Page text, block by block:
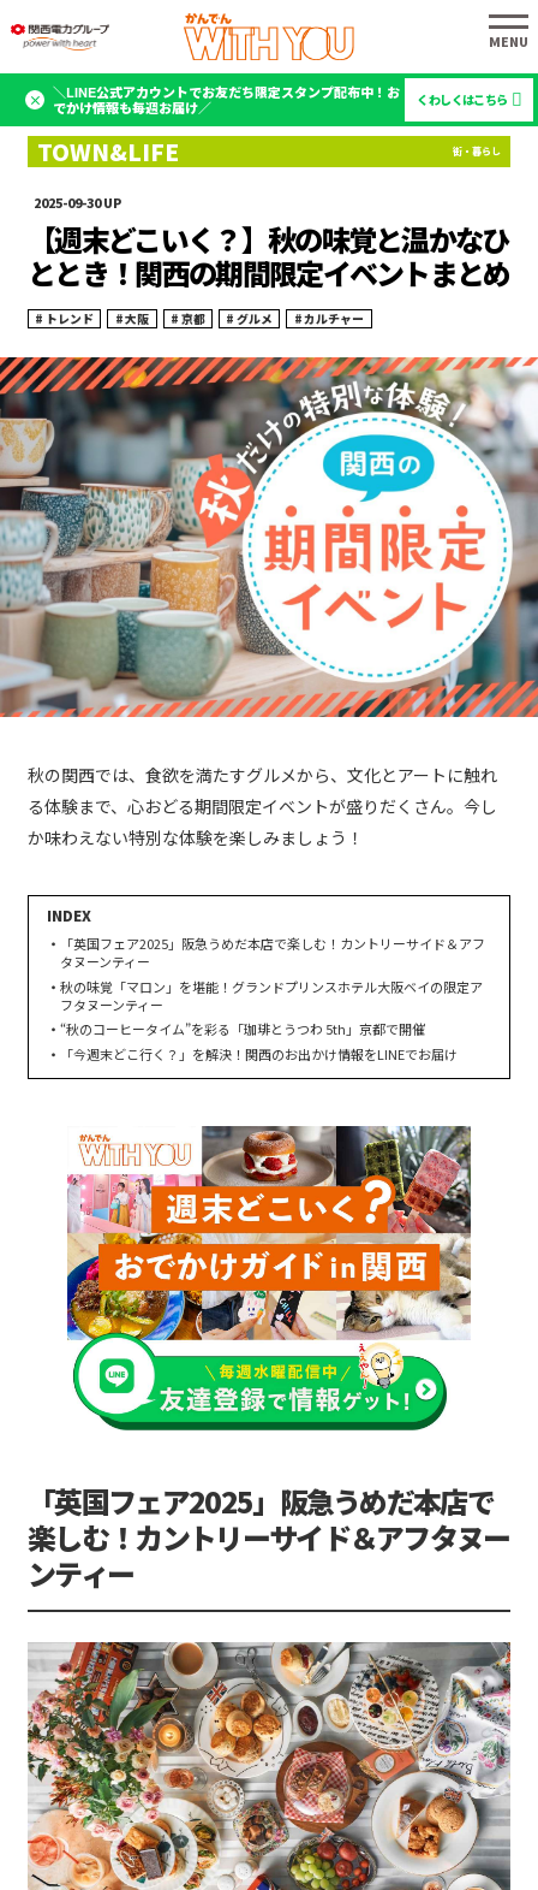
＼LINE公式アカウントでお友だち限定スタンプ配布中！お
でかけ情報も毎週お届け／
くわしくはこちら
2025-09-30
【週末どこいく？】秋の味覚と温かなひ
ととき！関西の期間限定イベントまとめ
トレンド 大阪 京都 グルメ カルチャー
秋の関西では、食欲を満たすグルメから、文化とアートに触れ
る体験まで、心おどる期間限定イベントが盛りだくさん。今し
か味わえない特別な体験を楽しみましょう！
「英国フェア2025」阪急うめだ本店で楽しむ！カントリーサイド＆アフ
タヌーンティー
秋の味覚「マロン」を堪能！グランドプリンスホテル大阪ベイの限定ア
フタヌーンティー
“秋のコーヒータイム”を彩る「珈琲とうつわ 5th」京都で開催
「今週末どこ行く？」を解決！関西のお出かけ情報をLINEでお届け
「英国フェア2025」阪急うめだ本店で
楽しむ！カントリーサイド＆アフタヌー
ンティー